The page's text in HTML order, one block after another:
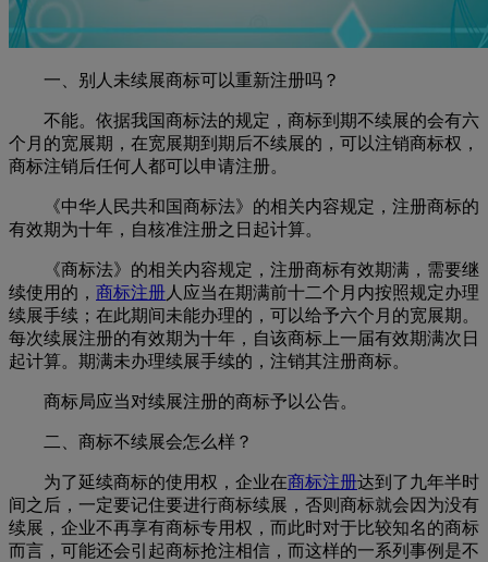
一、别人未续展商标可以重新注册吗？
不能。依据我国商标法的规定，商标到期不续展的会有六
个月的宽展期，在宽展期到期后不续展的，可以注销商标权，
商标注销后任何人都可以申请注册。
《中华人民共和国商标法》的相关内容规定，注册商标的
有效期为十年，自核准注册之日起计算。
《商标法》的相关内容规定，注册商标有效期满，需要继
续使用的， 商标注册 人应当在期满前十二个月内按照规定办理
续展手续；在此期间未能办理的，可以给予六个月的宽展期。
每次续展注册的有效期为十年，自该商标上一届有效期满次日
起计算。期满未办理续展手续的，注销其注册商标。
商标局应当对续展注册的商标予以公告。
二、商标不续展会怎么样？
为了延续商标的使用权，企业在商标注册达到了九年半时
间之后，一定要记住要进行商标续展，否则商标就会因为没有
续展，企业不再享有商标专用权，而此时对于比较知名的商标
而言，可能还会引起商标抢注相信，而这样的一系列事例是不